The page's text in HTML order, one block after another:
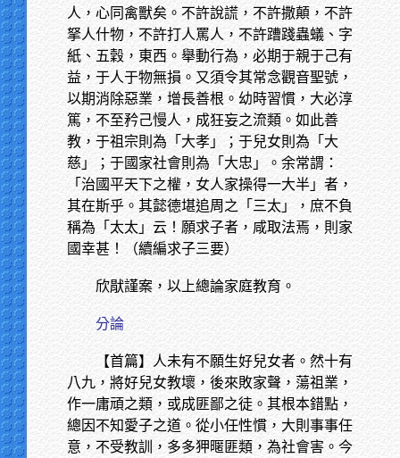
人，心同禽獸矣。不許說謊，不許撒顛，不許
拏人什物，不許打人罵人，不許蹧踐蟲蟻、字
紙、五穀，東西。舉動行為，必期于親于己有
益，于人于物無損。又須令其常念觀音聖號，
以期消除惡業，增長善根。幼時習慣，大必淳
篤，不至矜己慢人，成狂妄之流類。如此善
教，于祖宗則為「大孝」；于兒女則為「大
慈」；于國家社會則為「大忠」。余常謂：
「治國平天下之權，女人家操得一大半」者，
其在斯乎。其懿德堪追周之「三太」，庶不負
稱為「太太」云！願求子者，咸取法焉，則家
國幸甚！（續編求子三要）
欣猒謹案，以上總論家庭教育。
分論
【首篇】人未有不願生好兒女者。然十有
八九，將好兒女教壞，後來敗家聲，蕩祖業，
作一庸頑之類，或成匪鄙之徒。其根本錯點，
總因不知愛子之道。從小任性慣，大則事事任
意，不受教訓，多多狎暱匪類，為社會害。今